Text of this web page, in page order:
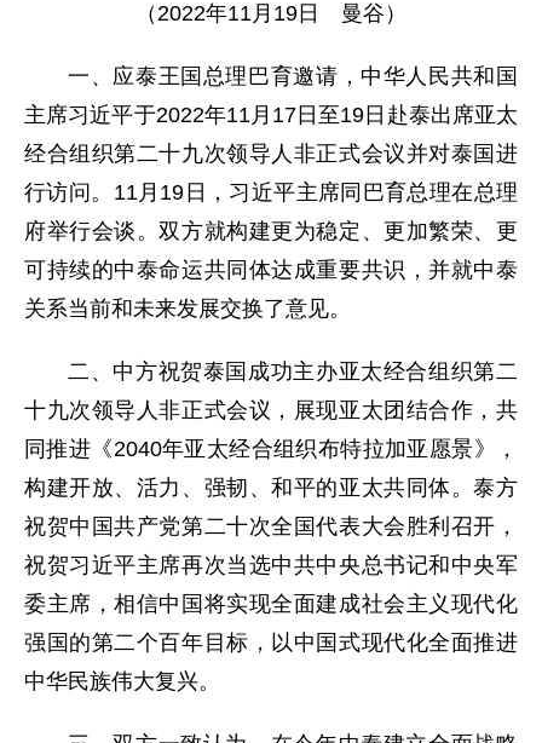
（2022年11月19日 曼谷）
一、应泰王国总理巴育邀请，中华人民共和国
主席习近平于2022年11月17日至19日赴泰出席亚太
经合组织第二十九次领导人非正式会议并对泰国进
行访问。11月19日，习近平主席同巴育总理在总理
府举行会谈。双方就构建更为稳定、更加繁荣、更
可持续的中泰命运共同体达成重要共识，并就中泰
关系当前和未来发展交换了意见。
二、中方祝贺泰国成功主办亚太经合组织第二
十九次领导人非正式会议，展现亚太团结合作，共
同推进《2040年亚太经合组织布特拉加亚愿景》，
构建开放、活力、强韧、和平的亚太共同体。泰方
祝贺中国共产党第二十次全国代表大会胜利召开，
祝贺习近平主席再次当选中共中央总书记和中央军
委主席，相信中国将实现全面建成社会主义现代化
强国的第二个百年目标，以中国式现代化全面推进
中华民族伟大复兴。